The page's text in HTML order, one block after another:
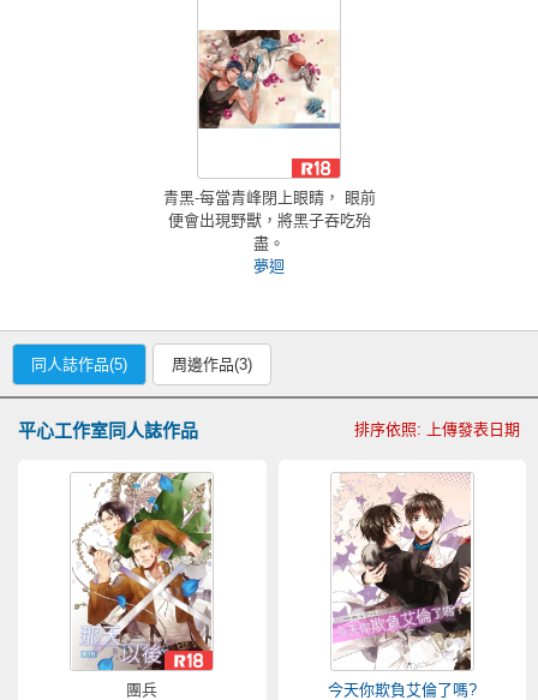
青黑-每當青峰閉上眼睛， 眼前
便會出現野獸，將黑子吞吃殆
盡。
夢迴
同人誌作品(5) 周邊作品(3)
平心工作室同人誌作品 排序依照: 上傳發表日期
團兵
今天你欺負艾倫了嗎?